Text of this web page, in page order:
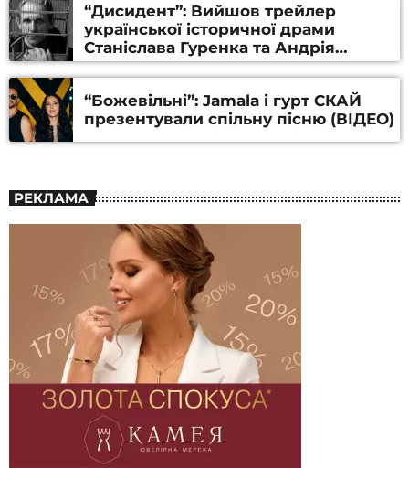
“Дисидент”: Вийшов трейлер
української історичної драми
Станіслава Гуренка та Андрія
Алфьорова (ВІДЕО)
“Божевільні”: Jamala і гурт СКАЙ
презентували спільну пісню (ВІДЕО)
РЕКЛАМА